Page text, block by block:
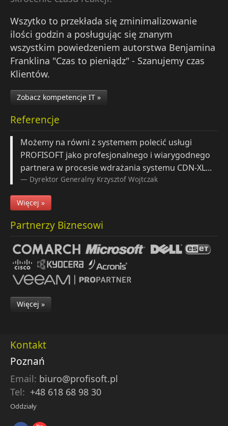
Wszytko to przekłada się zminimalizowanie
ilości godzin a posługując się znanym
wszystkim powiedzeniem autorstwa Benjamina
Franklina "Czas to pieniądz" - Szanujemy czas
Klientów.
Zobacz kompetencje IT »
Referencje
Możemy na równi z systemem polecić usługi
PROFISOFT jako profesjonalnego i wiarygodnego
partnera w procesie wdrażania systemu CDN-XL...
Dyrektor Generalny Krzysztof Wojtczak
Więcej »
Partnerzy Biznesowi
Więcej »
Kontakt
Poznań
Email: biuro@profisoft.pl
Tel: +48 618 68 98 30
Oddziały